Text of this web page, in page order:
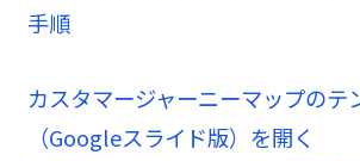
手順
カスタマージャーニーマップのテ
（Googleスライド版）を開く